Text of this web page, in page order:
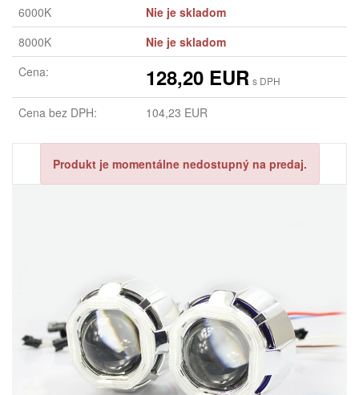
6000K
Nie je skladom
8000K
Nie je skladom
Cena:
128,20 EUR s DPH
Cena bez DPH: 104,23 EUR
Produkt je momentálne nedostupný na predaj.